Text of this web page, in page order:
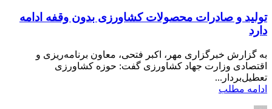
تولید و صادرات محصولات کشاورزی بدون وقفه ادامه
دارد
به گزارش خبرگزاری مهر، اکبر فتحی، معاون برنامه‌ریزی و
اقتصادی وزارت جهاد کشاورزی گفت: حوزه کشاورزی
تعطیل‌بردار...
ادامه مطلب